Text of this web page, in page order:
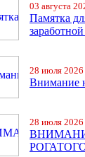
03 августа
Памятка
28 июля 2026
Внимание
28 июля 2026